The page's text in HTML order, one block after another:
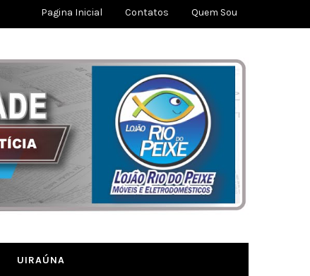
Pagina Inicial Contatos Quem Sou
UIRAÚNA